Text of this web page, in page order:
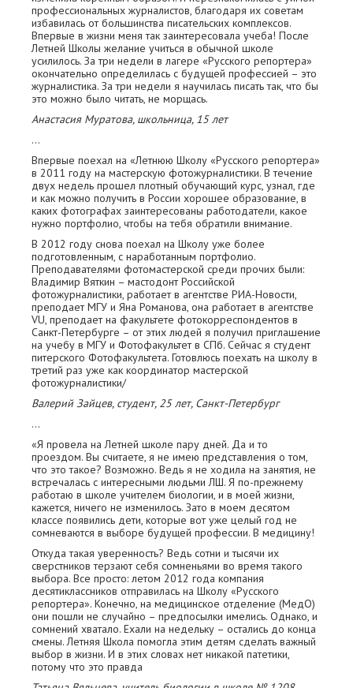
профессиональных журналистов, благодаря их советам
избавилась от большинства писательских комплексов.
Впервые в жизни меня так заинтересовала учеба! После
Летней Школы желание учиться в обычной школе
усилилось. За три недели в лагере «Русского репортера»
окончательно определилась с будущей профессией – это
журналистика. За три недели я научилась писать так, что бы
это можно было читать, не морщась.
Анастасия Муратова, школьница, 15 лет
…
Впервые поехал на «Летнюю Школу «Русского репортера»
в 2011 году на мастерскую фотожурналистики. В течение
двух недель прошел плотный обучающий курс, узнал, где
и как можно получить в России хорошее образование, в
каких фотографах заинтересованы работодатели, какое
нужно портфолио, чтобы на тебя обратили внимание.
В 2012 году снова поехал на Школу уже более
подготовленным, с наработанным портфолио.
Преподавателями фотомастерской среди прочих были:
Владимир Вяткин – мастодонт Российской
фотожурналистики, работает в агентстве РИА-Новости,
преподает МГУ и Яна Романова, она работает в агентстве
VU, преподает на факультете фотокорреспондентов в
Санкт-Петербурге – от этих людей я получил приглашение
на учебу в МГУ и Фотофакультет в СПб. Сейчас я студент
питерского Фотофакультета. Готовлюсь поехать на школу в
третий раз уже как координатор мастерской
фотожурналистики/
Валерий Зайцев, студент, 25 лет, Санкт-Петербург
…
«Я провела на Летней школе пару дней. Да и то
проездом. Вы считаете, я не имею представления о том,
что это такое? Возможно. Ведь я не ходила на занятия, не
встречалась с интересными людьми ЛШ. Я по-прежнему
работаю в школе учителем биологии, и в моей жизни,
кажется, ничего не изменилось. Зато в моем десятом
классе появились дети, которые вот уже целый год не
сомневаются в выборе будущей профессии. В медицину!
Откуда такая уверенность? Ведь сотни и тысячи их
сверстников терзают себя сомненьями во время такого
выбора. Все просто: летом 2012 года компания
десятиклассников отправилась на Школу «Русского
репортера». Конечно, на медицинское отделение (МедО)
они пошли не случайно – предпосылки имелись. Однако, и
сомнений хватало. Ехали на недельку – остались до конца
смены. Летняя Школа помогла этим детям сделать важный
выбор в жизни. И в этих словах нет никакой патетики,
потому что это правда